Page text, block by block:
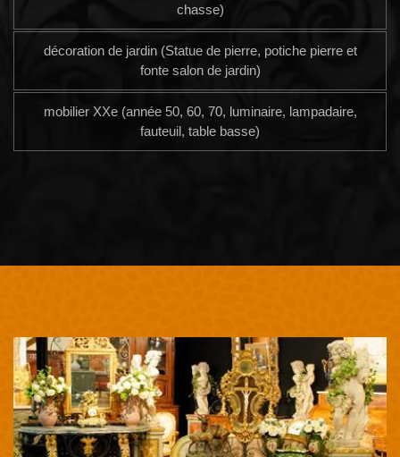
chasse)
décoration de jardin (Statue de pierre, potiche pierre et
fonte salon de jardin)
mobilier XXe (année 50, 60, 70, luminaire, lampadaire,
fauteuil, table basse)